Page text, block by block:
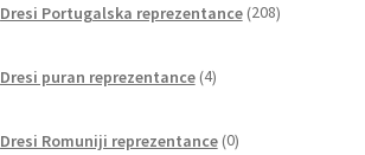
Dresi Portugalska reprezentance 208izdelkov
Dresi puran reprezentance 4izdelki
Dresi Romuniji reprezentance 0izdelkov